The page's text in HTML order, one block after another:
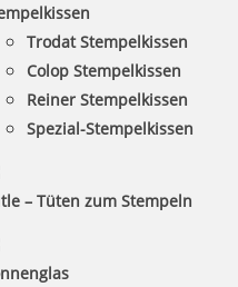
Trodat Stempelkissen
Colop Stempelkissen
Reiner Stempelkissen
Spezial-Stempelkissen
– Tüten zum Stempeln